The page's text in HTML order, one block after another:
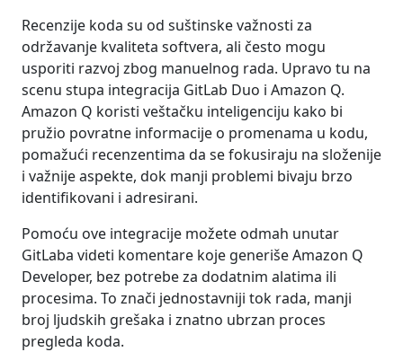
Recenzije koda su od suštinske važnosti za
održavanje kvaliteta softvera, ali često mogu
usporiti razvoj zbog manuelnog rada. Upravo tu na
scenu stupa integracija GitLab Duo i Amazon Q.
Amazon Q koristi veštačku inteligenciju kako bi
pružio povratne informacije o promenama u kodu,
pomažući recenzentima da se fokusiraju na složenije
i važnije aspekte, dok manji problemi bivaju brzo
identifikovani i adresirani.
Pomoću ove integracije možete odmah unutar
GitLaba videti komentare koje generiše Amazon Q
Developer, bez potrebe za dodatnim alatima ili
procesima. To znači jednostavniji tok rada, manji
broj ljudskih grešaka i znatno ubrzan proces
pregleda koda.